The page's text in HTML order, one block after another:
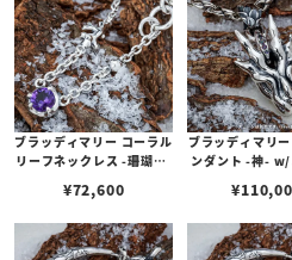
ブラッディマリー コーラル
リーフネックレス -珊瑚礁-
¥72,600
ブラッディマリ
ンダント -神- w/
¥